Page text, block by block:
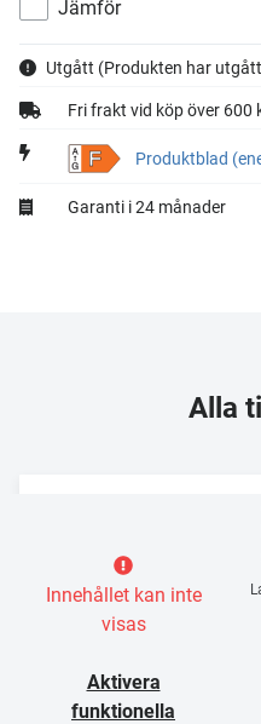
Jämför
Utgått (Produkten har
Fri frakt vid köp över 600
F Produktblad
Garanti i 24 månader
Alla
Innehållet kan inte
visas
Aktivera
funktionella